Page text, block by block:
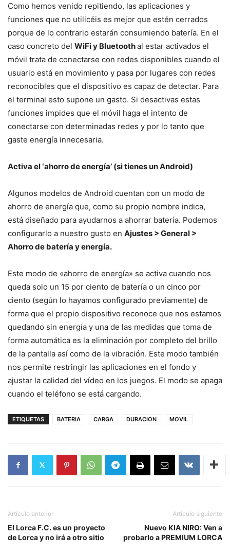
Como hemos venido repitiendo, las aplicaciones y
funciones que no utilicéis es mejor que estén cerrados
porque de lo contrario estarán consumiendo batería. En el
caso concreto del WiFi y Bluetoothal estar activados el
móvil trata de conectarse con redes disponibles cuando el
usuario está en movimiento y pasa por lugares con redes
reconocibles que el dispositivo es capaz de detectar. Para
el terminal esto supone un gasto. Si desactivas estas
funciones impides que el móvil haga el intento de
conectarse con determinadas redes y por lo tanto que
gaste energía innecesaria.
Activa el ‘ahorro de energía’ (si tienes un Android)
Algunos modelos de Android cuentan con un modo de
ahorro de energía que, como su propio nombre indica,
está diseñado para ayudarnos a ahorrar batería. Podemos
configurarlo a nuestro gusto en Ajustes > General >
Ahorro de batería y energía.
Este modo de «ahorro de energía» se activa cuando nos
queda solo un 15 por ciento de batería o un cinco por
ciento (según lo hayamos configurado previamente) de
forma que el propio dispositivo reconoce que nos estamos
quedando sin energía y una de las medidas que toma de
forma automática es la eliminación por completo del brillo
de la pantalla así como de la vibración. Este modo también
nos permite restringir las aplicaciones en el fondo y
ajustar la calidad del vídeo en los juegos. El modo se apaga
cuando el teléfono se está cargando.
ETIQUETAS BATERIA CARGA DURACION MOVIL
Artículo anterior
El Lorca F.C. es un proyecto
de Lorca y no irá a otro sitio
Artículo siguiente
Nuevo KIA NIRO: Ven a
probarlo a PREMIUM LORCA